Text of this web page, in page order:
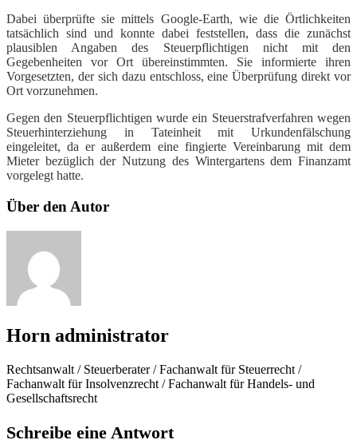
Dabei überprüfte sie mittels Google-Earth, wie die Örtlichkeiten
tatsächlich sind und konnte dabei feststellen, dass die zunächst
plausiblen Angaben des Steuerpflichtigen nicht mit den
Gegebenheiten vor Ort übereinstimmten. Sie informierte ihren
Vorgesetzten, der sich dazu entschloss, eine Überprüfung direkt vor
Ort vorzunehmen.
Gegen den Steuerpflichtigen wurde ein Steuerstrafverfahren wegen
Steuerhinterziehung in Tateinheit mit Urkundenfälschung
eingeleitet, da er außerdem eine fingierte Vereinbarung mit dem
Mieter bezüglich der Nutzung des Wintergartens dem Finanzamt
vorgelegt hatte.
Über den Autor
Horn administrator
Rechtsanwalt / Steuerberater / Fachanwalt für Steuerrecht /
Fachanwalt für Insolvenzrecht / Fachanwalt für Handels- und
Gesellschaftsrecht
Schreibe eine Antwort